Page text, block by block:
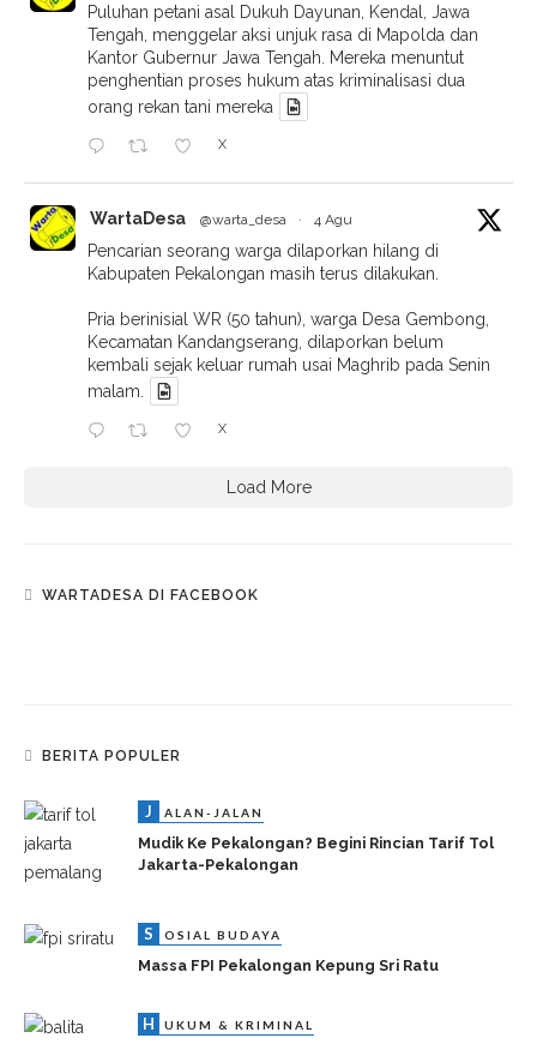
Puluhan petani asal Dukuh Dayunan, Kendal, Jawa
Tengah, menggelar aksi unjuk rasa di Mapolda dan
Kantor Gubernur Jawa Tengah. Mereka menuntut
penghentian proses hukum atas kriminalisasi dua
orang rekan tani mereka
X
WartaDesa @warta_desa · 4 Agu
Pencarian seorang warga dilaporkan hilang di
Kabupaten Pekalongan masih terus dilakukan.
Pria berinisial WR (50 tahun), warga Desa Gembong,
Kecamatan Kandangserang, dilaporkan belum
kembali sejak keluar rumah usai Maghrib pada Senin
malam.
X
Load More
WARTADESA DI FACEBOOK
BERITA POPULER
J ALAN-JALAN
Mudik Ke Pekalongan? Begini Rincian Tarif Tol
Jakarta-Pekalongan
S OSIAL BUDAYA
Massa FPI Pekalongan Kepung Sri Ratu
H UKUM & KRIMINAL